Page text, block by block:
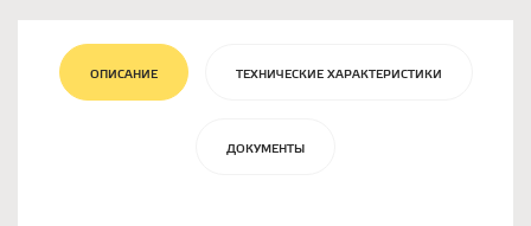
ОПИСАНИЕ ТЕХНИЧЕСКИЕ ХАРАКТЕРИСТИКИ
ДОКУМЕНТЫ